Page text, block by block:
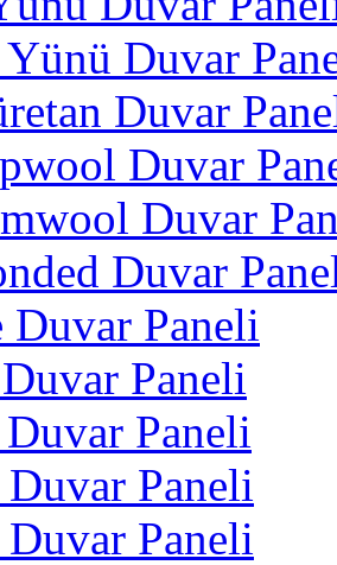
Yünü Duvar
Duvar
Duvar
Duvar
Duvar
Duvar Paneli
Paneli
Paneli
Paneli
Paneli